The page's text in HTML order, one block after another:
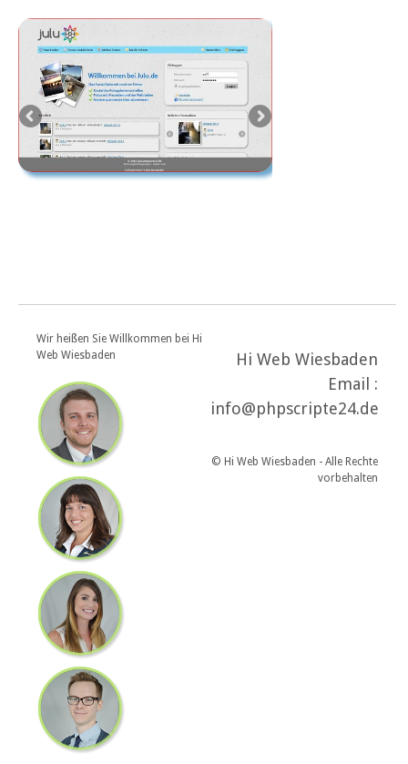
Wir heißen Sie Willkommen bei Hi
Web Wiesbaden
Hi Web Wiesbaden
Email :
info@phpscripte24.de
© Hi Web Wiesbaden - Alle Rechte
vorbehalten